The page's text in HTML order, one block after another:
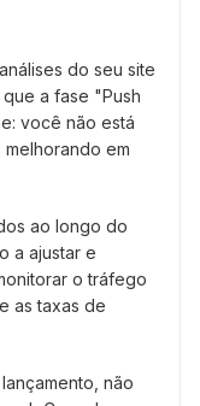
do seu site
a fase "Push
você não está
em
ao longo do
a ajustar e
o tráfego
as taxas de
não